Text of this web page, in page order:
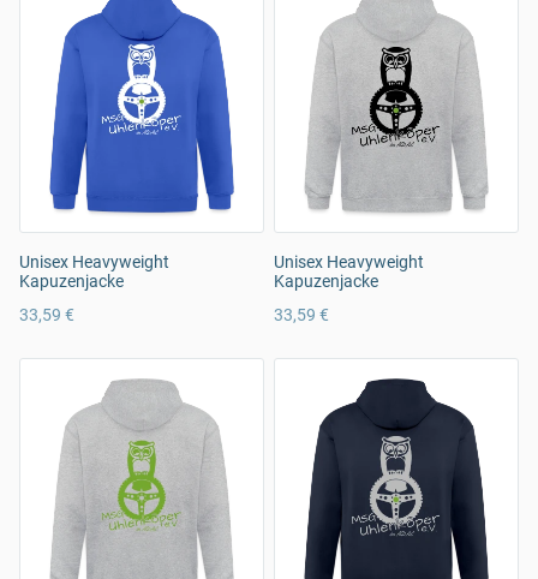
Unisex Heavyweight
Kapuzenjacke
33,59 €
Unisex Heavyweight
Kapuzenjacke
33,59 €